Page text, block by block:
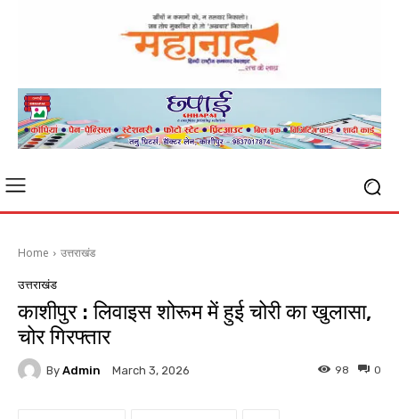
Home उत्तराखंड
उत्तराखंड
काशीपुर : लिवाइस शोरूम में हुई चोरी का खुलासा,
चोर गिरफ्तार
By Admin March 3, 2026 0
98